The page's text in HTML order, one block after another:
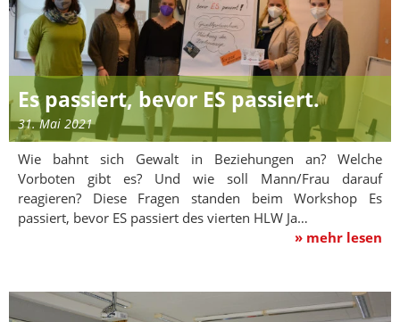
Es passiert, bevor ES passiert.
31. Mai 2021
Wie bahnt sich Gewalt in Beziehungen an? Welche
Vorboten gibt es? Und wie soll Mann/Frau darauf
reagieren? Diese Fragen standen beim Workshop Es
passiert, bevor ES passiert des vierten HLW Ja…
» mehr lesen